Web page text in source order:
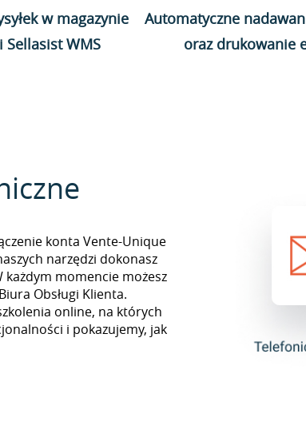
w magazynie
WMS
Automatyczne
oraz drukowanie
konta Vente-Unique
narzędzi dokonasz
momencie możesz
Obsługi Klienta.
online, na których
i pokazujemy, jak